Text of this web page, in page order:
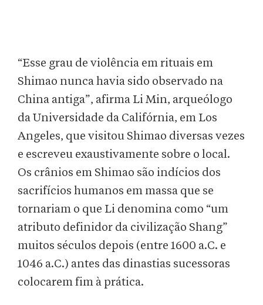
“Esse grau de violência em rituais em
Shimao nunca havia sido observado na
China antiga”, afirma Li Min, arqueólogo
da Universidade da Califórnia, em Los
Angeles, que visitou Shimao diversas vezes
e escreveu exaustivamente sobre o local.
Os crânios em Shimao são indícios dos
sacrifícios humanos em massa que se
tornariam o que Li denomina como “um
atributo definidor da civilização Shang”
muitos séculos depois (entre 1600 a.C. e
1046 a.C.) antes das dinastias sucessoras
colocarem fim à prática.